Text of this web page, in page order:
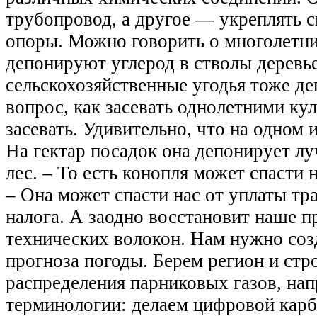
трубопровод, а другое — укреплять
опоры. Можно говорить о
депонируют углерод в стволы
сельскохозяйственные угодья тоже
вопрос, как засевать однолетними
засевать. Удивительно, что на одном
На гектар посадок она депонирует
лес. – То есть конопля может спасти
– Она может спасти нас от уплаты
налога. А заодно восстановит наше
технических волокон. Нам нужно
прогноза погоды. Берем регион и
распределения парниковых газов,
терминологии: делаем цифровой